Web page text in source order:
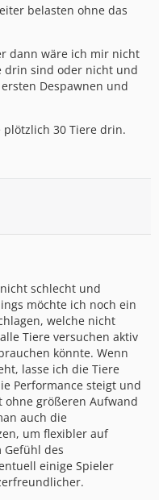
belasten ohne das
dann wäre ich mir nicht
drin sind oder nicht und
Despawnen und
plötzlich 30 Tiere drin.
schlecht und
möchte ich noch ein
welche nicht
Tiere versuchen aktiv
könnte. Wenn
lasse ich die Tiere
Performance steigt und
ohne größeren Aufwand
auch die
um flexibler auf
Gefühl des
einige Spieler